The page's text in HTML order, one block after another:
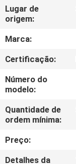
SOBRE
NÓS
EXCURSÃO
DA
FÁBRICA
CONTROLE
DA
Lugar de
origem:
Marca:
Certificação:
Número do
modelo:
Quantidade de
ordem mínima:
Preço:
Detalhes da